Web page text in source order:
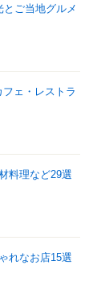
ご当地グルメ
ェ・レストラ
料理など29選
れなお店15選